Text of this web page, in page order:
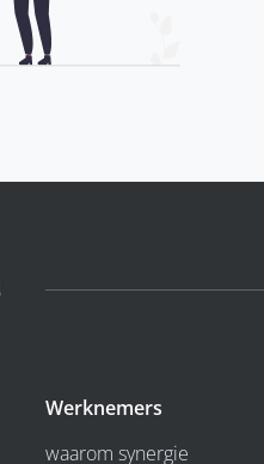
Werknemers
waarom synergie